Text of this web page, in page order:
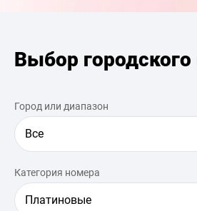
Выбор
Город или диапазон
Все
Категория номера
Платиновые